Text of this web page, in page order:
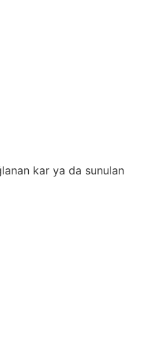
kar ya da sunulan